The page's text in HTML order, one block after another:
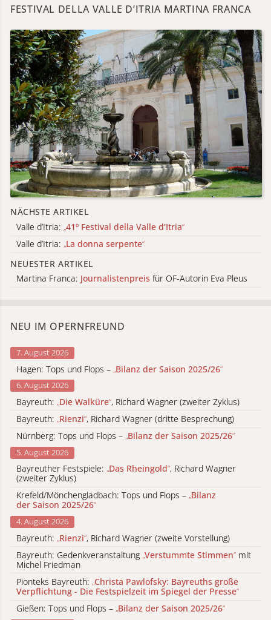
FESTIVAL DELLA VALLE D’ITRIA MARTINA FRANCA
NÄCHSTE ARTIKEL
Valle d’Itria: „41º Festival della Valle d’Itria“
Valle d’Itria: „La donna serpente“
NEUESTER ARTIKEL
Martina Franca: Journalistenpreis für OF-Autorin Eva Pleus
NEU IM OPERNFREUND
7. August 2026
Hagen: Tops und Flops – „Bilanz der Saison 2025/26“
6. August 2026
Bayreuth: „Die Walküre“, Richard Wagner (zweiter Zyklus)
Bayreuth: „Rienzi“, Richard Wagner (dritte Besprechung)
Nürnberg: Tops und Flops – „Bilanz der Saison 2025/26“
5. August 2026
Bayreuther Festspiele: „Das Rheingold“, Richard Wagner
(zweiter Zyklus)
Krefeld/Mönchengladbach: Tops und Flops – „Bilanz
der Saison 2025/26“
4. August 2026
Bayreuth: „Rienzi“, Richard Wagner (zweite Vorstellung)
Bayreuth: Gedenkveranstaltung „Verstummte Stimmen“ mit
Michel Friedman
Pionteks Bayreuth: „Christa Pawlofsky: Bayreuths große
Verpflichtung - Die Festspielzeit im Spiegel der Presse“
Gießen: Tops und Flops – „Bilanz der Saison 2025/26“